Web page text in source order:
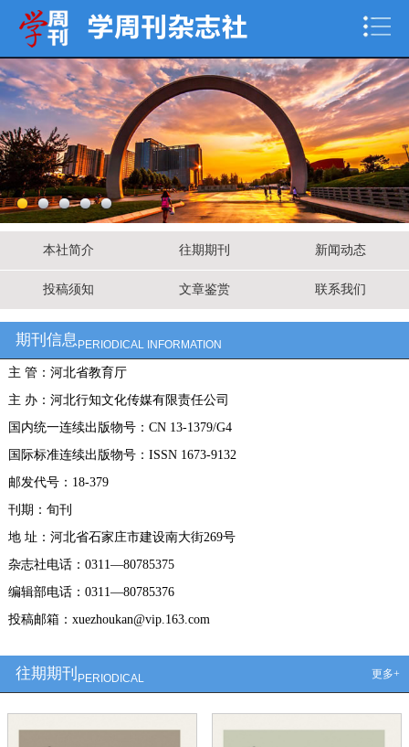
本社简介 往期期刊 新闻动态
投稿须知 文章鉴赏 联系我们
期刊信息 PERIODICAL INFORMATION
主 管：河北省教育厅
主 办：河北行知文化传媒有限责任公司
国内统一连续出版物号：CN 13-1379/G4
国际标准连续出版物号：ISSN 1673-9132
邮发代号：18-379
刊期：旬刊
地 址：河北省石家庄市建设南大街269号
杂志社电话：0311—80785375
编辑部电话：0311—80785376
投稿邮箱：xuezhoukan@vip.163.com
往期期刊 PERIODICAL 更多+